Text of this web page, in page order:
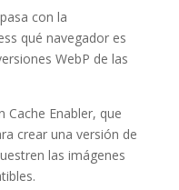
con la
qué navegador es
WebP de las
Cache Enabler, que
crear una versión de
las imágenes